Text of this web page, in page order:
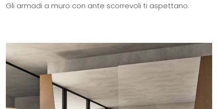
Gli armadi a muro con ante scorrevoli ti aspettano.